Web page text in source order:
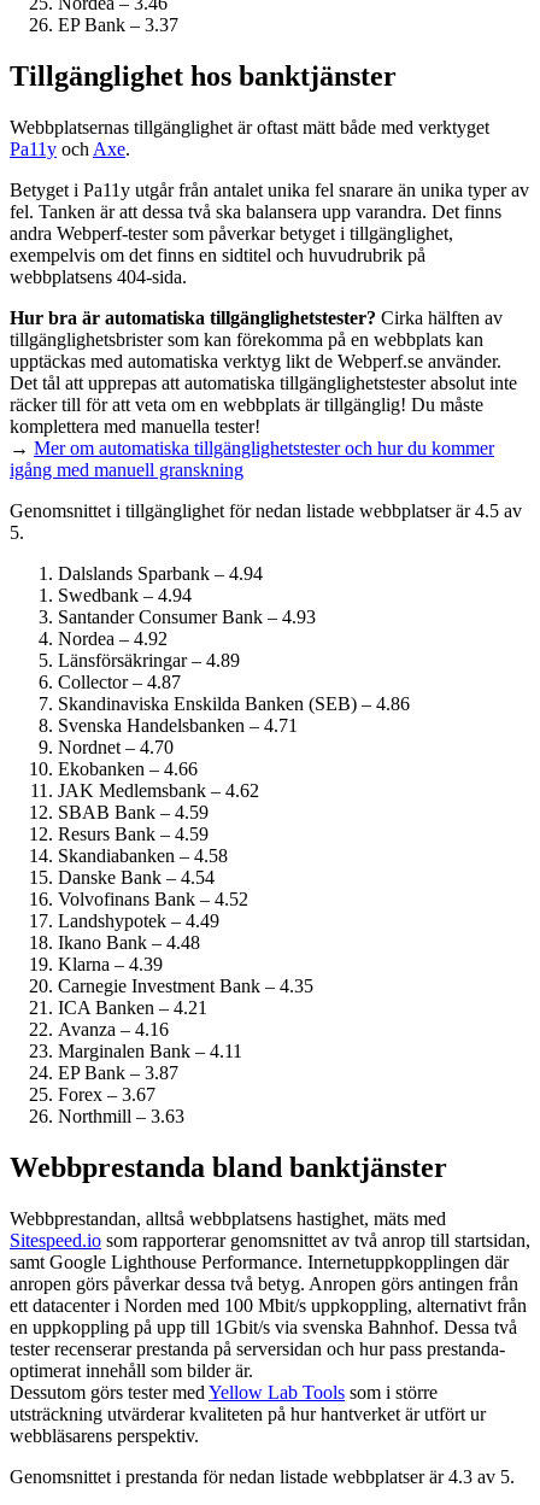
EP Bank – 3.37
Tillgänglighet hos banktjänster
Webbplatsernas tillgänglighet är oftast mätt både med verktyget
Pa11y och Axe.
Betyget i Pa11y utgår från antalet unika fel snarare än unika typer av
fel. Tanken är att dessa två ska balansera upp varandra. Det finns
andra Webperf-tester som påverkar betyget i tillgänglighet,
exempelvis om det finns en sidtitel och huvudrubrik på
webbplatsens 404-sida.
Hur bra är automatiska tillgänglighets­tester? Cirka hälften av
tillgänglighets­brister som kan förekomma på en webbplats kan
upptäckas med automatiska verktyg likt de Webperf.se använder.
Det tål att upprepas att automatiska tillgänglighets­tester absolut inte
räcker till för att veta om en webbplats är tillgänglig! Du måste
komplettera med manuella tester!
→ Mer om automatiska tillgänglighets­tester och hur du kommer
igång med manuell granskning
Genomsnittet i tillgänglighet för nedan listade webbplatser är 4.5 av
5.
Dalslands Sparbank – 4.94
Swedbank – 4.94
Santander Consumer Bank – 4.93
Nordea – 4.92
Länsförsäkringar – 4.89
Collector – 4.87
Skandinaviska Enskilda Banken (SEB) – 4.86
Svenska Handelsbanken – 4.71
Nordnet – 4.70
Ekobanken – 4.66
JAK Medlemsbank – 4.62
SBAB Bank – 4.59
Resurs Bank – 4.59
Skandiabanken – 4.58
Danske Bank – 4.54
Volvofinans Bank – 4.52
Landshypotek – 4.49
Ikano Bank – 4.48
Klarna – 4.39
Carnegie Investment Bank – 4.35
ICA Banken – 4.21
Avanza – 4.16
Marginalen Bank – 4.11
EP Bank – 3.87
Forex – 3.67
Northmill – 3.63
Webbprestanda bland banktjänster
Webbprestandan, alltså webbplatsens hastighet, mäts med
Sitespeed.io som rapporterar genomsnittet av två anrop till startsidan,
samt Google Lighthouse Performance. Internet­uppkopplingen där
anropen görs påverkar dessa två betyg. Anropen görs antingen från
ett datacenter i Norden med 100 Mbit/s uppkoppling, alternativt från
en uppkoppling på upp till 1Gbit/s via svenska Bahnhof. Dessa två
tester recenserar prestanda på serversidan och hur pass prestanda­
optimerat innehåll som bilder är.
Dessutom görs tester med Yellow Lab Tools som i större
utsträckning utvärderar kvaliteten på hur hantverket är utfört ur
webbläsarens perspektiv.
Genomsnittet i prestanda för nedan listade webbplatser är 4.3 av 5.